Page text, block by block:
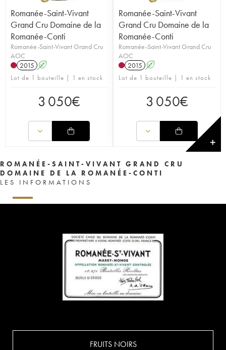
Romanée-Saint-Vivant
Grand Cru Domaine de la
Romanée-Conti
Romanée-Saint-Vivant Grand Cru
AOC
2015 A
Lot de 1 bouteille | 1 en stock
3 050€
Romanée-Saint-Vivant
Grand Cru Domaine de la
Romanée-Conti
Romanée-Saint-Vivant Grand Cru
AOC
2015 A
Lot de 1 bouteille | 1 en stock
3 050€
✕
ROMANÉE-SAINT-VIVANT GRAND CRU
DOMAINE DE LA ROMANÉE-CONTI
LES INFORMATIONS
FRUITS NOIRS